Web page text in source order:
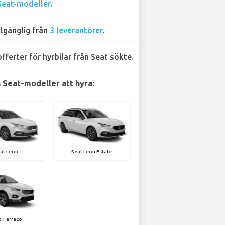
modeller.
från 3 leverantörer.
för hyrbilar från Seat sökte.
Seat-modeller att hyra:
Leon Seat Leon Estate
Tarraco